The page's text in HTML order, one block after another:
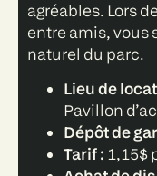
agréables. Lors
entre amis, vous
naturel du parc.
Lieu de
Pavillon
Dépôt de
Tarif : 1,15$